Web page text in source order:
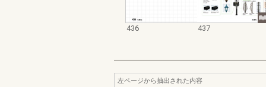
436 437
左ページから抽出された内容